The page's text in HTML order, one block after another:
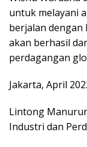
untuk melayani
berjalan dengan
akan berhasil
perdagangan
Jakarta, April
Lintong
Industri dan